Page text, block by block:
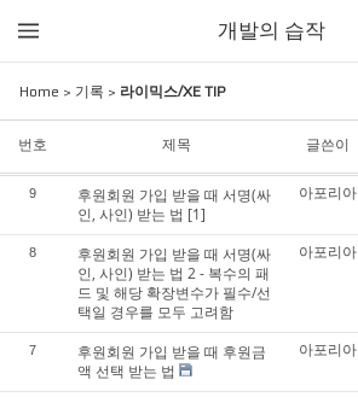
개발의 습작
Home > 기록 > 라이믹스/XE TIP
번호 제목 글쓴이
9
후원회원 가입 받을 때 서명(싸
인, 사인) 받는 법 [1]
아포리아
8
후원회원 가입 받을 때 서명(싸
인, 사인) 받는 법 2 - 복수의 패
드 및 해당 확장변수가 필수/선
택일 경우를 모두 고려함
아포리아
7
후원회원 가입 받을 때 후원금
액 선택 받는 법
아포리아